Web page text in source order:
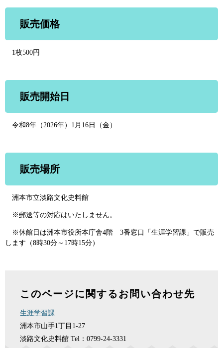
販売価格
1枚500円
販売開始日
令和8年（2026年）1月16日（金）
販売場所
洲本市立淡路文化史料館
※郵送等の対応はいたしません。
※休館日は洲本市役所本庁舎4階 3番窓口「生涯学習課」で販売
します（8時30分～17時15分）
このページに関するお問い合わせ先
生涯学習課
洲本市山手1丁目1-27
淡路文化史料館 Tel：0799-24-3331